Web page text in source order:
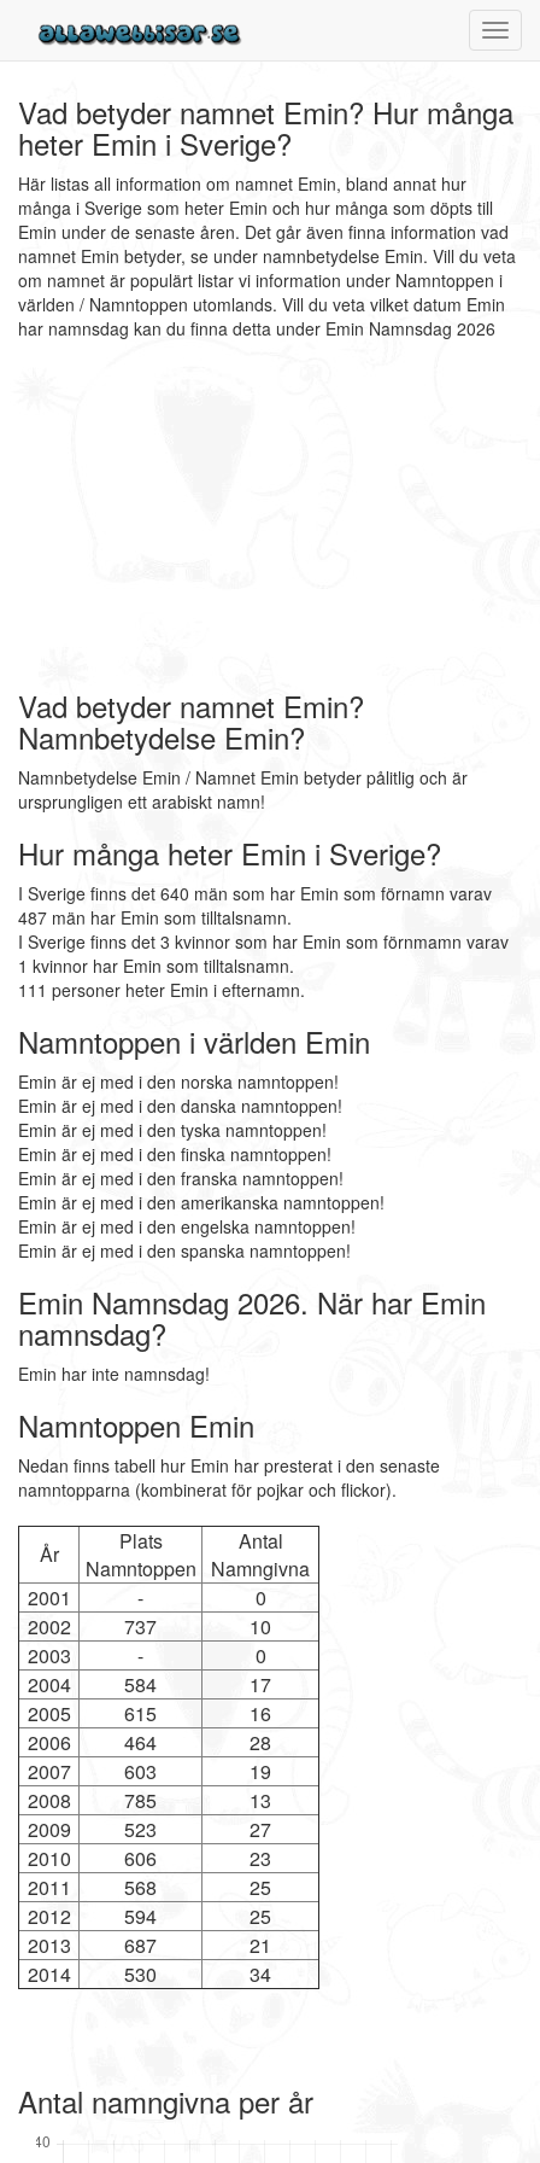
Vad betyder namnet Emin? Hur många
heter Emin i Sverige?
Här listas all information om namnet Emin, bland annat hur
många i Sverige som heter Emin och hur många som döpts till
Emin under de senaste åren. Det går även finna information vad
namnet Emin betyder, se under namnbetydelse Emin. Vill du veta
om namnet är populärt listar vi information under Namntoppen i
världen / Namntoppen utomlands. Vill du veta vilket datum Emin
har namnsdag kan du finna detta under Emin Namnsdag 2026
Vad betyder namnet Emin?
Namnbetydelse Emin?
Namnbetydelse Emin / Namnet Emin betyder pålitlig och är
ursprungligen ett arabiskt namn!
Hur många heter Emin i Sverige?
I Sverige finns det 640 män som har Emin som förnamn varav
487 män har Emin som tilltalsnamn.
I Sverige finns det 3 kvinnor som har Emin som förnmamn varav
1 kvinnor har Emin som tilltalsnamn.
111 personer heter Emin i efternamn.
Namntoppen i världen Emin
Emin är ej med i den norska namntoppen!
Emin är ej med i den danska namntoppen!
Emin är ej med i den tyska namntoppen!
Emin är ej med i den finska namntoppen!
Emin är ej med i den franska namntoppen!
Emin är ej med i den amerikanska namntoppen!
Emin är ej med i den engelska namntoppen!
Emin är ej med i den spanska namntoppen!
Emin Namnsdag 2026. När har Emin
namnsdag?
Emin har inte namnsdag!
Namntoppen Emin
Nedan finns tabell hur Emin har presterat i den senaste
namntopparna (kombinerat för pojkar och flickor).
År
Plats
Namntoppen
Antal
Namngivna
2001
-
0
2002
737
10
2003
-
0
2004
584
17
2005
615
16
2006
464
28
2007
603
19
2008
785
13
2009
523
27
2010
606
23
2011
568
25
2012
594
25
2013
687
21
2014
530 34
Antal namngivna per år